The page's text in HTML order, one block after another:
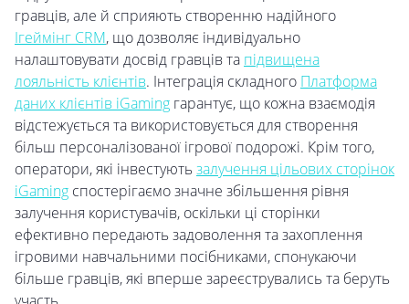
гравців, але й сприяють створенню надійного
Ігеймінг CRM, що дозволяє індивідуально
налаштовувати досвід гравців та підвищена
лояльність клієнтів. Інтеграція складного Платформа
даних клієнтів iGaming гарантує, що кожна взаємодія
відстежується та використовується для створення
більш персоналізованої ігрової подорожі. Крім того,
оператори, які інвестуютьзалучення цільових сторінок
iGaming спостерігаємо значне збільшення рівня
залучення користувачів, оскільки ці сторінки
ефективно передають задоволення та захоплення
ігровими навчальними посібниками, спонукаючи
більше гравців, які вперше зареєструвались та беруть